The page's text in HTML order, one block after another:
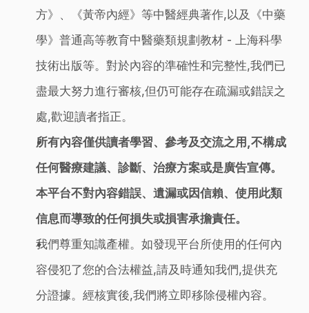
方》、《黃帝內經》等中醫經典著作,以及《中藥
學》普通高等教育中醫藥類規劃教材 - 上海科學
技術出版等。對於內容的準確性和完整性,我們已
盡最大努力進行審核,但仍可能存在疏漏或錯誤之
處,歡迎讀者指正。
所有內容僅供讀者學習、參考及交流之用,不構成
任何醫療建議、診斷、治療方案或是廣告宣傳。
本平台不對內容錯誤、遺漏或因信賴、使用此類
信息而導致的任何損失或損害承擔責任。
我們尊重知識產權。如發現平台所使用的任何內
容侵犯了您的合法權益,請及時通知我們,提供充
分證據。經核實後,我們將立即移除侵權內容。